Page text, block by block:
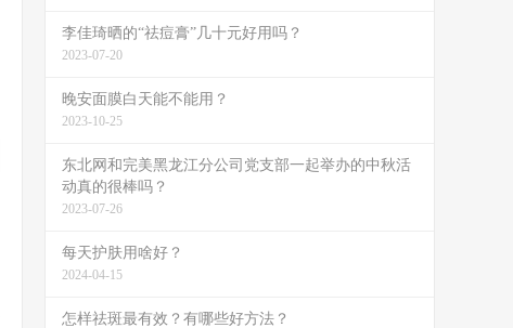
李佳琦晒的“祛痘膏”几十元好用吗？
2023-07-20
晚安面膜白天能不能用？
2023-10-25
东北网和完美黑龙江分公司党支部一起举办的中秋活
动真的很棒吗？
2023-07-26
每天护肤用啥好？
2024-04-15
怎样祛斑最有效？有哪些好方法？